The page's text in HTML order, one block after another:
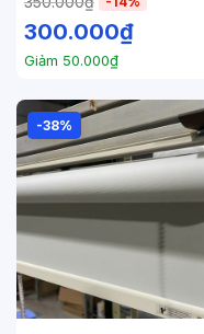
300.000₫
Giảm 50.000₫
-38%